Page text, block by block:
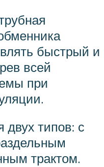
быстрый и
всей
при
двух типов: с
трактом.